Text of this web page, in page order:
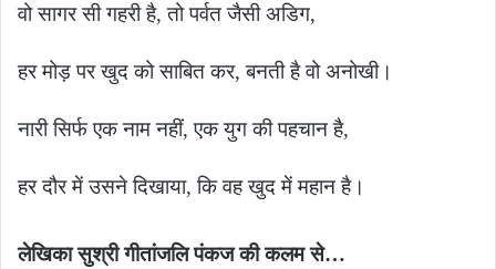
वो सागर सी गहरी है, तो पर्वत जैसी अडिग,
हर मोड़ पर खुद को साबित कर, बनती है वो अनोखी।
नारी सिर्फ एक नाम नहीं, एक युग की पहचान है,
हर दौर में उसने दिखाया, कि वह खुद में महान है।
लेखिका सुश्री गीतांजलि पंकज की कलम से…